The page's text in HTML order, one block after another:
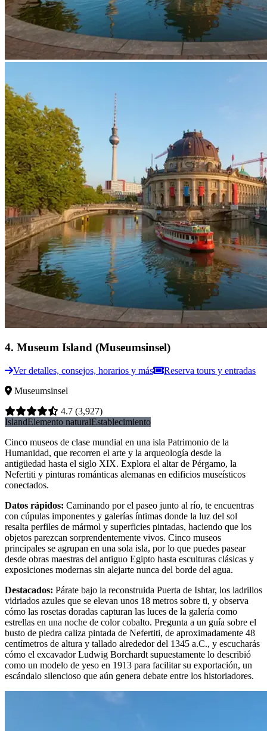
4. Museum Island (Museumsinsel)
Ver detalles, consejos, horarios y más
Reserva tours y entradas
Museumsinsel
4.7 (3,927)
IslandElemento naturalEstablecimiento
Cinco museos de clase mundial en una isla Patrimonio de la
Humanidad, que recorren el arte y la arqueología desde la
antigüedad hasta el siglo XIX. Explora el altar de Pérgamo, la
Nefertiti y pinturas románticas alemanas en edificios museísticos
conectados.
Datos rápidos: Caminando por el paseo junto al río, te encuentras
con cúpulas imponentes y galerías íntimas donde la luz del sol
resalta perfiles de mármol y superficies pintadas, haciendo que los
objetos parezcan sorprendentemente vivos. Cinco museos
principales se agrupan en una sola isla, por lo que puedes pasear
desde obras maestras del antiguo Egipto hasta esculturas clásicas y
exposiciones modernas sin alejarte nunca del borde del agua.
Destacados: Párate bajo la reconstruida Puerta de Ishtar, los ladrillos
vidriados azules que se elevan unos 18 metros sobre ti, y observa
cómo las rosetas doradas capturan las luces de la galería como
estrellas en una noche de color cobalto. Pregunta a un guía sobre el
busto de piedra caliza pintada de Nefertiti, de aproximadamente 48
centímetros de altura y tallado alrededor del 1345 a.C., y escucharás
cómo el excavador Ludwig Borchardt supuestamente lo describió
como un modelo de yeso en 1913 para facilitar su exportación, un
escándalo silencioso que aún genera debate entre los historiadores.